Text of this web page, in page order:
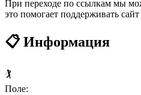
При переходе по ссылкам мы
это помогает поддерживать сайт
📋 Информация
🏌️
Поле: